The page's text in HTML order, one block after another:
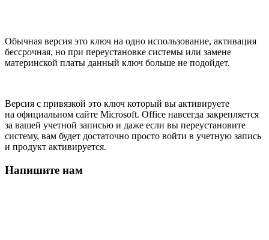
Обычная версия это ключ на одно использование, активация
бессрочная, но при переустановке системы или замене
материнской платы данный ключ больше не подойдет.
Версия с привязкой это ключ который вы активируете
на официальном сайте Microsoft. Office навсегда закрепляется
за вашей учетной записью и даже если вы переустановите
систему, вам будет достаточно просто войти в учетную запись
и продукт активируется.
Напишите нам